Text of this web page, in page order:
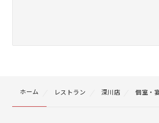
ホーム レストラン 深川店 個室・